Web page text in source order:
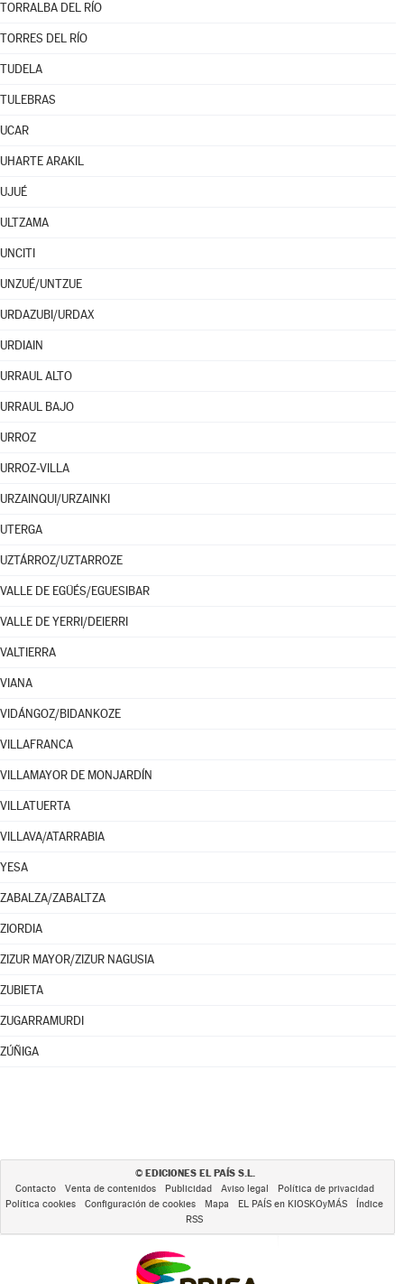
TORRALBA DEL RÍO
TORRES DEL RÍO
TUDELA
TULEBRAS
UCAR
UHARTE ARAKIL
UJUÉ
ULTZAMA
UNCITI
UNZUÉ/UNTZUE
URDAZUBI/URDAX
URDIAIN
URRAUL ALTO
URRAUL BAJO
URROZ
URROZ-VILLA
URZAINQUI/URZAINKI
UTERGA
UZTÁRROZ/UZTARROZE
VALLE DE EGÜÉS/EGUESIBAR
VALLE DE YERRI/DEIERRI
VALTIERRA
VIANA
VIDÁNGOZ/BIDANKOZE
VILLAFRANCA
VILLAMAYOR DE MONJARDÍN
VILLATUERTA
VILLAVA/ATARRABIA
YESA
ZABALZA/ZABALTZA
ZIORDIA
ZIZUR MAYOR/ZIZUR NAGUSIA
ZUBIETA
ZUGARRAMURDI
ZÚÑIGA
© EDICIONES EL PAÍS S.L.
Contacto Venta de contenidos Publicidad Aviso legal
Política de privacidad
Política cookies
Configuración de cookies Mapa EL PAÍS en KIOSKOyMÁS
Índice
RSS